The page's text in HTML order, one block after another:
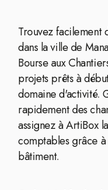
Trouvez facilement
dans la ville de
Bourse aux
projets prêts à
domaine d'activité.
rapidement des
assignez à ArtiBox
comptables grâce
bâtiment.